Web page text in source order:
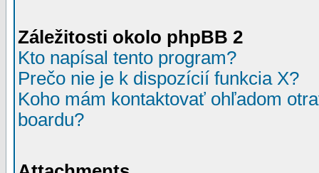
Záležitosti okolo phpBB 2
Kto napísal tento program?
Prečo nie je k dispozícií funkcia X?
Koho mám kontaktovať ohľadom
boardu?